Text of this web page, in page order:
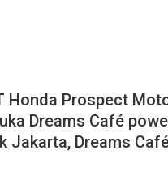
Honda Prospect
Dreams Café
Jakarta, Dreams